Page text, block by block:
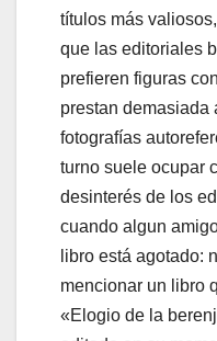
títulos más
que las editoriales
prefieren figuras
prestan demasiada
fotografías
turno suele ocupar
desinterés de los
cuando algun
libro está agotado:
mencionar un libro
«Elogio de la